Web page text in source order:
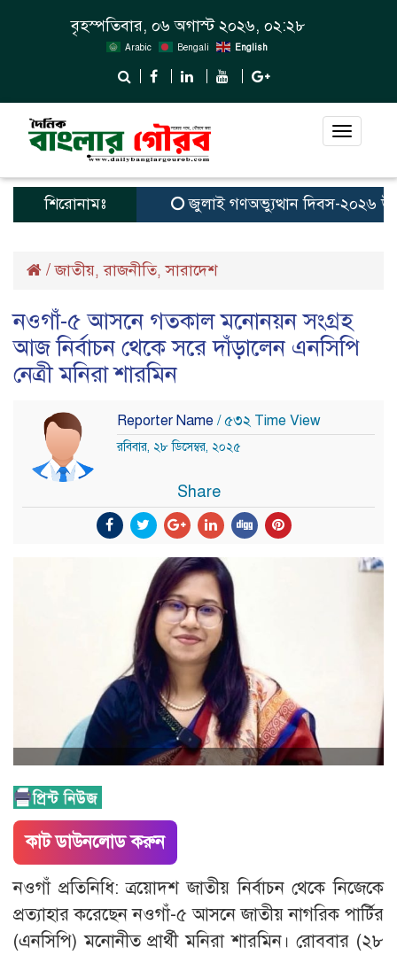
বৃহস্পতিবার, ০৬ অগাস্ট ২০২৬, ০২:২৮
Arabic Bengali English
Toggle
শিরোনামঃ জুলাই গণঅভ্যুত্থান দিবস-২০২৬
/জাতীয়,রাজনীতি,সারাদেশ
নওগাঁ-৫ আসনে গতকাল মনোনয়ন সংগ্রহ
আজ নির্বাচন থেকে সরে দাঁড়ালেন এনসিপি
নেত্রী মনিরা শারমিন
Reporter Name / ৫৩২ Time View
রবিবার, ২৮ ডিসেম্বর, ২০২৫
Share
কাট ডাউনলোড করুন
নওগাঁ প্রতিনিধি: ত্রয়োদশ জাতীয় নির্বাচন থেকে নিজেকে
প্রত্যাহার করেছেন নওগাঁ-৫ আসনে জাতীয় নাগরিক পার্টির
(এনসিপি) মনোনীত প্রার্থী মনিরা শারমিন। রোববার (২৮